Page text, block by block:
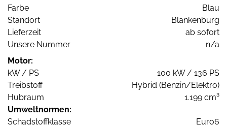
Farbe
Blau
Standort
Blankenburg
Lieferzeit
ab sofort
Unsere Nummer
n/a
Motor:
kW / PS
100 kW / 136 PS
Treibstoff
Hybrid (Benzin/Elektro)
Hubraum
1.199 cm³
Umweltnormen:
Schadstoffklasse
Euro6